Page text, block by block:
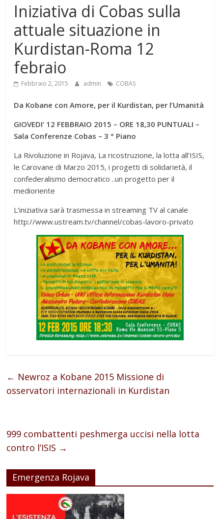
Iniziativa di Cobas sulla
attuale situazione in
Kurdistan-Roma 12
febraio
Febbraio 2, 2015 admin COBAS
Da Kobane con Amore, per il Kurdistan, per l’Umanità
GIOVEDI’ 12 FEBBRAIO 2015 – ORE 18,30 PUNTUALI –
Sala Conferenze Cobas – 3 ° Piano
La Rivoluzione in Rojava, La ricostruzione, la lotta all’ISIS,
le Carovane di Marzo 2015, i progetti di solidarietà, il
confederalismo democratico ..un progetto per il
medioriente
L’iniziativa sarà trasmessa in streaming TV al canale
http://www.ustream.tv/channel/cobas-lavoro-privato
← Newroz a Kobane 2015 Missione di
osservatori internazionali in Kurdistan
999 combattenti peshmerga uccisi nella lotta
contro l’ISIS →
Emergenza Rojava